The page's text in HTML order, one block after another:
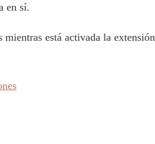
en sí.
está activada la extensión